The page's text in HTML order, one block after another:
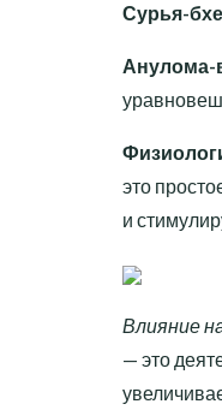
Сурья-
Анулома-
это
и
Влияние
— это